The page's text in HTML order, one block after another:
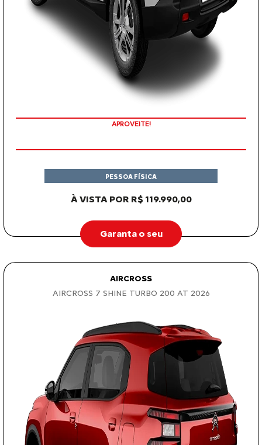
APROVEITE!
À VISTA POR R$ 119.990,00
PESSOA FÍSICA
Garanta o seu
AIRCROSS
AIRCROSS 7 SHINE TURBO 200 AT 2026